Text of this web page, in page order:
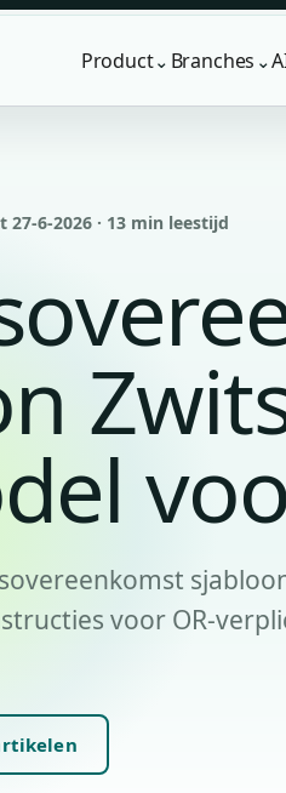
Product⌄ Branches ⌄
27-6-2026 · 13 min leestijd
voor OR-